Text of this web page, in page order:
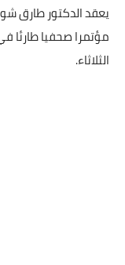
يعقد الدكتور طارق
مؤتمرا صحفيا طارئا
الثلاثاء.